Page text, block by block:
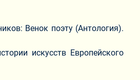
Венок поэту (Антология).
искусств Европейского